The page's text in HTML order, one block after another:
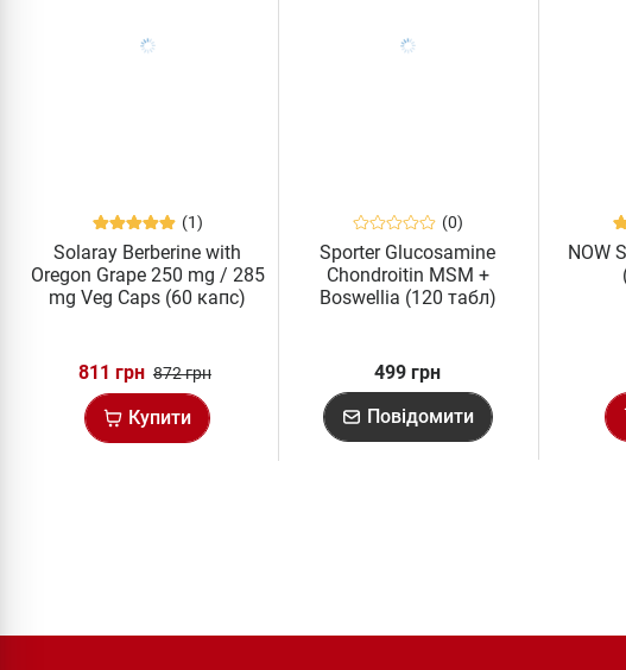
(1)
Solaray Berberine with
Oregon Grape 250 mg / 285
mg Veg Caps (60 капс)
811 грн 872 грн
Купити
(0)
Sporter Glucosamine
Chondroitin MSM +
Boswellia (120 табл)
499 грн
Повідомити
NOW